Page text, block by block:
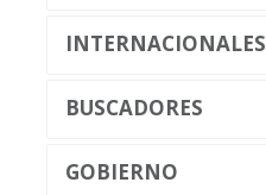
INTERNACIONALES
BUSCADORES
GOBIERNO